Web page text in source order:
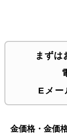
まずは
Eメー
金価格・金価